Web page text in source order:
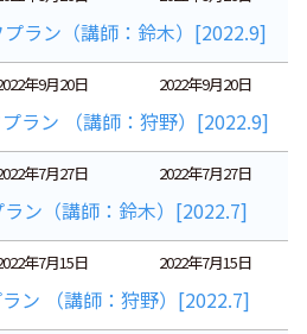
ラン（講師：鈴木）[2022.9]
年9月20日 2022年9月20日
ラン （講師：狩野）[2022.9]
年7月27日 2022年7月27日
ン（講師：鈴木）[2022.7]
年7月15日 2022年7月15日
ン （講師：狩野）[2022.7]